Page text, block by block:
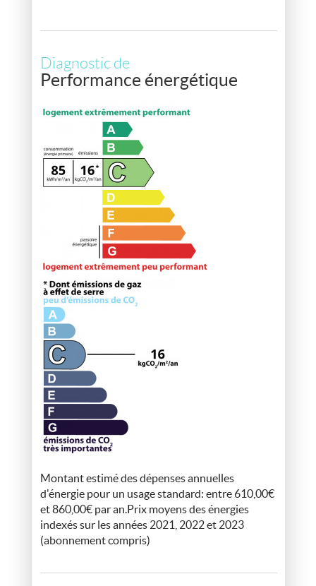
Diagnostic de
Performance énergétique
Montant estimé des dépenses annuelles
d'énergie pour un usage standard: entre 610,00€
et 860,00€ par an.Prix moyens des énergies
indexés sur les années 2021, 2022 et 2023
(abonnement compris)